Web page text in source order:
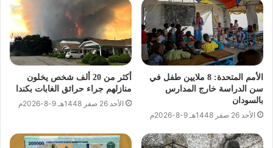
الأمم المتحدة: 8 ملايين طفل في
سن الدراسة خارج المدارس
بالسودان
الأحد 26 صفر 1448هـ 9-8-2026م
أكثر من 20 ألف شخص يخلون
منازلهم جراء حرائق الغابات بكندا
الأحد 26 صفر 1448هـ 9-8-2026م